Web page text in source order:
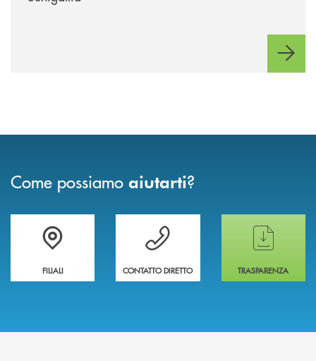
Come possiamo aiutarti?
Trova la filiale più vicina a te
FILIALI
Hai bisogno di assistenza immediata ?
CONTATTO DIRETTO
Hai bisogno di
TRASPARENZA